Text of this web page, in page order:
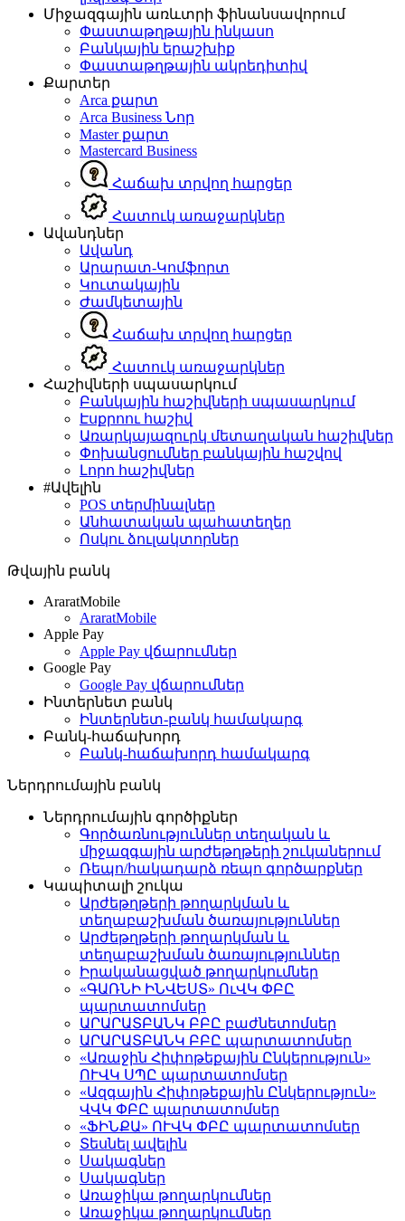
Միջազգային առևտրի ֆինանսավորում
Փաստաթղթային ինկասո
Բանկային երաշխիք
Փաստաթղթային ակրեդիտիվ
Քարտեր
Arca քարտ
Arca Business Նոր
Master քարտ
Mastercard Business
Հաճախ տրվող հարցեր
Հատուկ առաջարկներ
Ավանդներ
Ավանդ
Արարատ-Կոմֆորտ
Կուտակային
Ժամկետային
Հաճախ տրվող հարցեր
Հատուկ առաջարկներ
Հաշիվների սպասարկում
Բանկային հաշիվների սպասարկում
Էսքրոու հաշիվ
Առարկայազուրկ մետաղական հաշիվներ
Փոխանցումներ բանկային հաշվով
Լորո հաշիվներ
#Ավելին
POS տերմինալներ
Անհատական պահատեղեր
Ոսկու ձուլակտորներ
Թվային բանկ
AraratMobile
AraratMobile
Apple Pay
Apple Pay վճարումներ
Google Pay
Google Pay վճարումներ
Ինտերնետ բանկ
Ինտերնետ-բանկ համակարգ
Բանկ-հաճախորդ
Բանկ-հաճախորդ համակարգ
Ներդրումային բանկ
Ներդրումային գործիքներ
Գործառնություններ տեղական և
միջազգային արժեթղթերի շուկաներում
Ռեպո/հակադարձ ռեպո գործարքներ
Կապիտալի շուկա
Արժեթղթերի թողարկման և
տեղաբաշխման ծառայություններ
Արժեթղթերի թողարկման և
տեղաբաշխման ծառայություններ
Իրականացված թողարկումներ
«ԳԱՌՆԻ ԻՆՎԵՍՏ» ՈւՎԿ ՓԲԸ
պարտատոմսեր
ԱՐԱՐԱՏԲԱՆԿ ԲԲԸ բաժնետոմսեր
ԱՐԱՐԱՏԲԱՆԿ ԲԲԸ պարտատոմսեր
«Առաջին Հիփոթեքային Ընկերություն»
ՈՒՎԿ ՍՊԸ պարտատոմսեր
«Ազգային Հիփոթեքային Ընկերություն»
ՎՎԿ ՓԲԸ պարտատոմսեր
«ՖԻՆՔԱ» ՈՒՎԿ ՓԲԸ պարտատոմսեր
Տեսնել ավելին
Սակագներ
Սակագներ
Առաջիկա թողարկումներ
Առաջիկա թողարկումներ